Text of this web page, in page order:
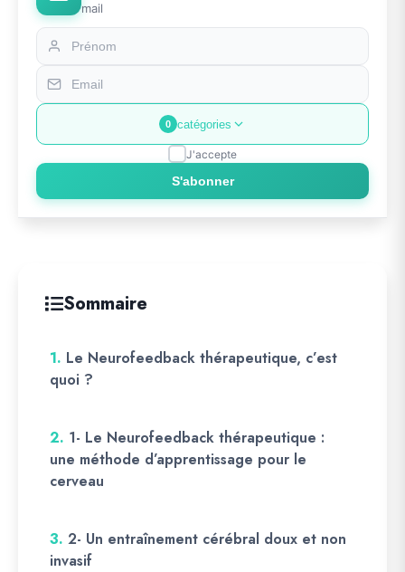
mail
0 catégories
J'accepte
S'abonner
Sommaire
1. Le Neurofeedback thérapeutique, c’est
quoi ?
2. 1- Le Neurofeedback thérapeutique :
une méthode d’apprentissage pour le
cerveau
3. 2- Un entraînement cérébral doux et non
invasif